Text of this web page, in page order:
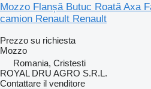
Mozzo Flanșă Butuc Roată Axa
camion Renault Renault
Prezzo su richiesta
Mozzo
Romania, Cristesti
ROYAL DRU AGRO S.R.L.
Contattare il venditore